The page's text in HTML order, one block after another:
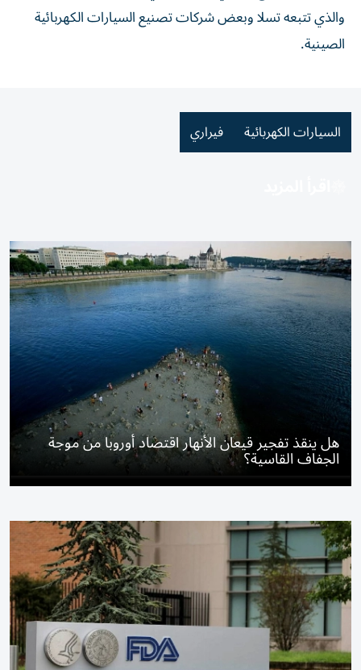
والذي تتبعه تسلا وبعض شركات تصنيع السيارات الكهربائية
الصينية.
السيارات الكهربائية فيراري
هل ينقذ تفجير قيعان الأنهار اقتصاد أوروبا من موجة
الجفاف القاسية؟